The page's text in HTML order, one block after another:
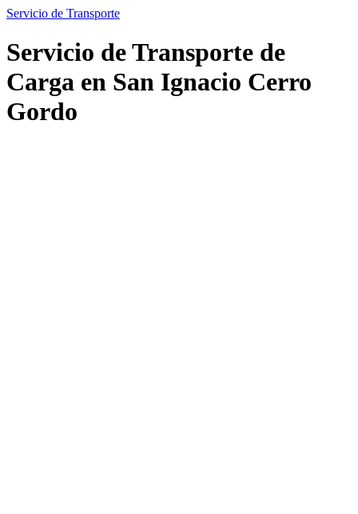
Servicio de Transporte
Servicio de Transporte de
Carga en San Ignacio Cerro
Gordo